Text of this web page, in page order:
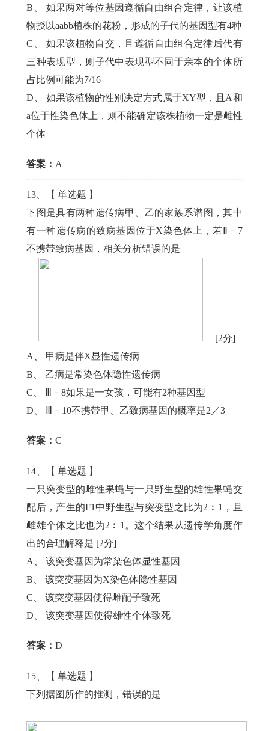
B
如果两对等位基因遵循自由组合定律，让该植
物授以aabb植株的花粉，形成的子代的基因型有4种
C
如果该植物自交，且遵循自由组合定律后代有
三种表现型，则子代中表现型不同于亲本的个体所
占比例可能为7/16
D
如果该植物的性别决定方式属于XY型，且A和
a位于性染色体上，则不能确定该株植物一定是雌性
个体
答案： A
13 、【单选题 】
下图是具有两种遗传病甲、乙的家族系谱图，其中
有一种遗传病的致病基因位于X染色体上，若Ⅱ－7
不携带致病基因，相关分析错误的是
[2分]
A
甲病是伴X显性遗传病
B
乙病是常染色体隐性遗传病
C
Ⅲ－8如果是一女孩，可能有2种基因型
D
Ⅲ－10不携带甲、乙致病基因的概率是2／3
答案：C
14 、【单选题 】
一只突变型的雌性果蝇与一只野生型的雄性果蝇交
配后，产生的F1中野生型与突变型之比为2︰1，且
雌雄个体之比也为2︰1。这个结果从遗传学角度作
出的合理解释是 [2分]
A
、该突变基因为常染色体显性基因
B 、该突变基因为X染色体隐性基因
C 、该突变基因使得雌配子致死
D 、该突变基因使得雄性个体致死
答案：D
15 、【单选题 】
下列据图所作的推测，错误的是